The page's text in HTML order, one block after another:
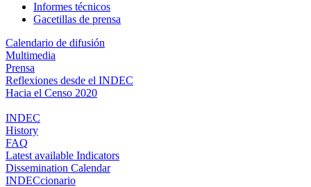
Informes técnicos
Gacetillas de prensa
Calendario de difusión
Multimedia
Prensa
Reflexiones desde el INDEC
Hacia el Censo 2020
INDEC
History
FAQ
Latest available Indicators
Dissemination Calendar
INDECcionario